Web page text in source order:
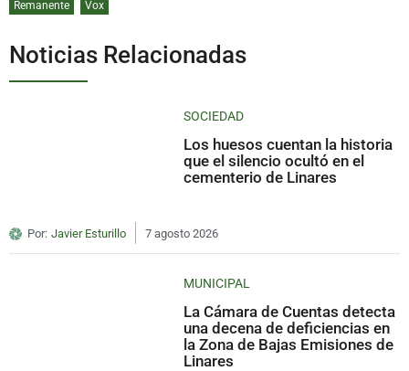
Remanente
Vox
Noticias Relacionadas
SOCIEDAD
Los huesos cuentan la historia
que el silencio ocultó en el
cementerio de Linares
Por: Javier Esturillo 7 agosto 2026
MUNICIPAL
La Cámara de Cuentas detecta
una decena de deficiencias en
la Zona de Bajas Emisiones de
Linares